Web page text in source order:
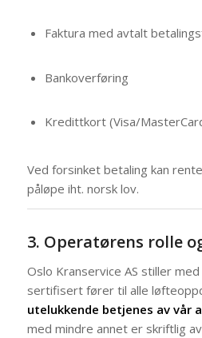
Faktura med avtalt
Bankoverføring
Kredittkort (Visa/
Ved forsinket betaling kan
påløpe iht. norsk lov.
3. Operatørens rolle
Oslo Kranservice AS stiller
sertifisert fører til alle
utelukkende betjenes av vår
med mindre annet er skriftlig